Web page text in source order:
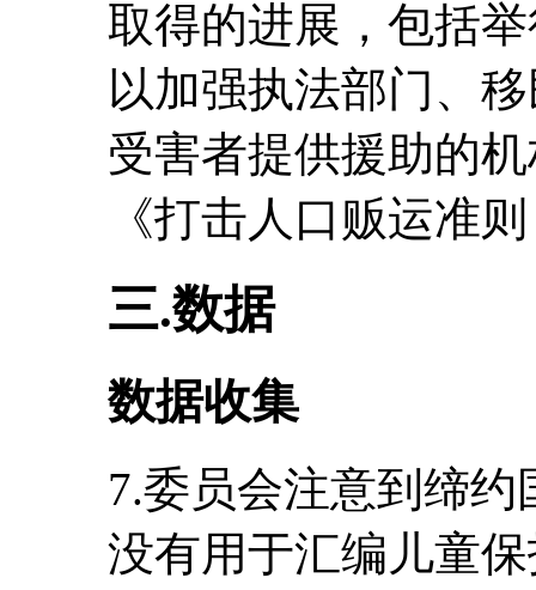
取得的进展，包括
以加强执法部门、
受害者提供援助的
《打击人口贩运准
三.数据
数据收集
7.委员会注意到缔
没有用于汇编儿童